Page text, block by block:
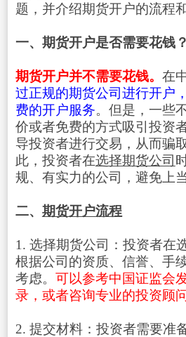
题，并介绍期货开户的流程
一、期货开户是否需要花钱？
期货开户并不需要花钱。 在
过正规的期货公司进行开户
费的开户服务。但是，一些
价或者免费的方式吸引投资
导投资者进行交易，从而骗
此，投资者在选择期货公司
规、有实力的公司，避免上当
二、 期货开户流程
1. 选择期货公司：投资者在
根据公司的资质、信誉、手
考虑。 可以参考中国证监会
录，或者咨询专业的投资顾问
2. 提交材料：投资者需要准